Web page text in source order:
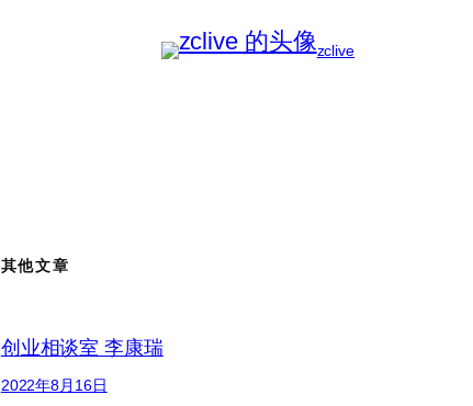
zclive
其他文章
创业相谈室 李康瑞
2022年8月16日